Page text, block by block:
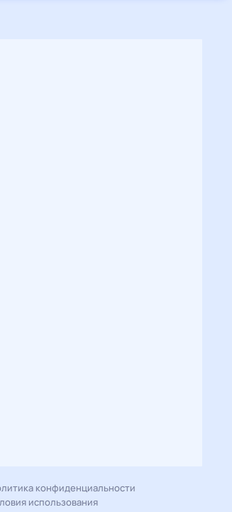
конфиденциальности
использования